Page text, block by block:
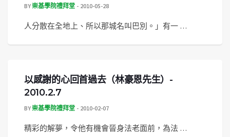
BY崇基學院禮拜堂 2010-05-28
人分散在全地上、所以那城名叫巴別。」有一 …
以感謝的心回首過去（林豪恩先生）-
2010.2.7
BY崇基學院禮拜堂 2010-02-07
精彩的解夢，令他有機會晉身法老面前，為法 …